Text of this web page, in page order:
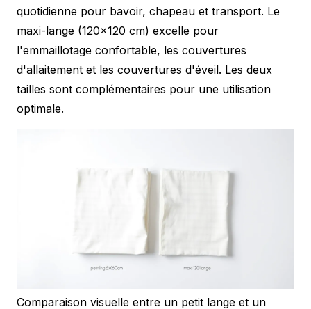
quotidienne pour bavoir, chapeau et transport. Le
maxi-lange (120×120 cm) excelle pour
l'emmaillotage confortable, les couvertures
d'allaitement et les couvertures d'éveil. Les deux
tailles sont complémentaires pour une utilisation
optimale.
Comparaison visuelle entre un petit lange et un